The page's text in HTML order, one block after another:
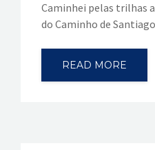
Caminhei pelas trilhas
do Caminho de
READ MORE